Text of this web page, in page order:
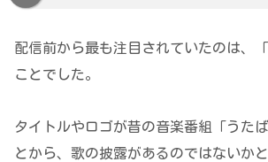
配信前から最も注目されていたのは、「
ことでした。
タイトルやロゴが昔の音楽番組「うた
とから、歌の披露があるのではないか